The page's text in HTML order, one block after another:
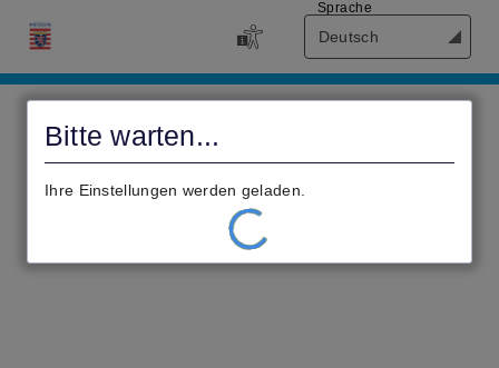
Bitte warten...
Ihre Einstellungen werden geladen.
Deutsch
Sprache
Civento